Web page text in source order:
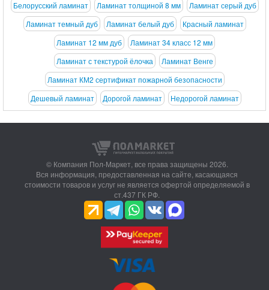
Белорусский ламинат
Ламинат толщиной 8 мм
Ламинат серый дуб
Ламинат темный дуб
Ламинат белый дуб
Красный ламинат
Ламинат 12 мм дуб
Ламинат 34 класс 12 мм
Ламинат с текстурой ёлочка
Ламинат Венге
Ламинат КМ2 сертификат пожарной безопасности
Дешевый ламинат
Дорогой ламинат Недорогой ламинат
© Компания Пол-Маркет, все права защищены 2026.
Вся информация, предоставленная на сайте, касающаяся
стоимости товаров и услуг не является офертой определяемой в
ст.437 ГК РФ.